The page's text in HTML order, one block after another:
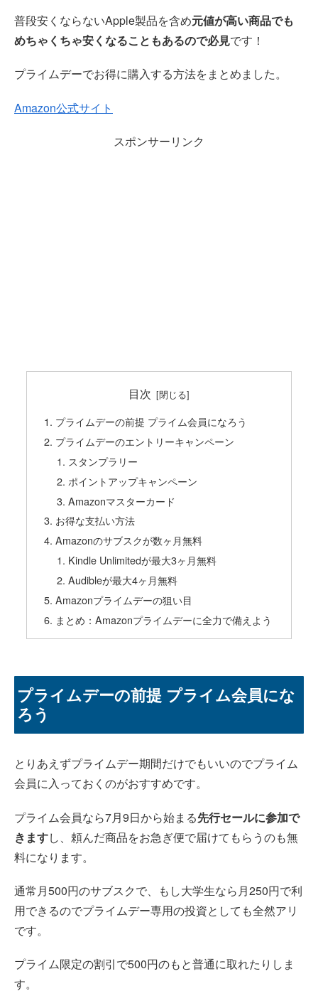
普段安くならないApple製品を含め元値が高い商品でも
めちゃくちゃ安くなることもあるので必見です！
プライムデーでお得に購入する方法をまとめました。
Amazon公式サイト
スポンサーリンク
目次
プライムデーの前提 プライム会員になろう
プライムデーのエントリーキャンペーン
スタンプラリー
ポイントアップキャンペーン
Amazonマスターカード
お得な支払い方法
Amazonのサブスクが数ヶ月無料
Kindle Unlimitedが最大3ヶ月無料
Audibleが最大4ヶ月無料
Amazonプライムデーの狙い目
まとめ：Amazonプライムデーに全力で備えよう
プライムデーの前提 プライム会員にな
ろう
とりあえずプライムデー期間だけでもいいのでプライム
会員に入っておくのがおすすめです。
プライム会員なら7月9日から始まる先行セールに参加で
きますし、頼んだ商品をお急ぎ便で届けてもらうのも無
料になります。
通常月500円のサブスクで、もし大学生なら月250円で利
用できるのでプライムデー専用の投資としても全然アリ
です。
プライム限定の割引で500円のもと普通に取れたりしま
す。